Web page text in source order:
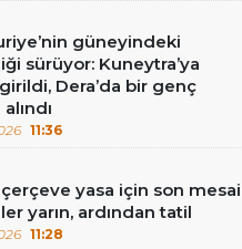
güneyindeki
sürüyor: Kuneytra’ya
Dera’da bir genç
11:36
çerçeve yasa için son
yarın, ardından tatil
11:28